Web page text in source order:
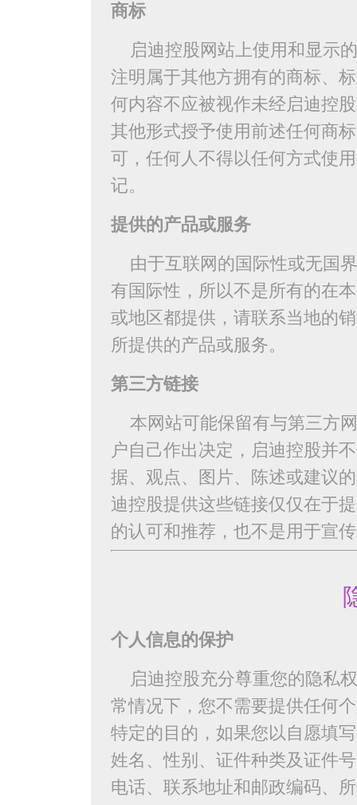
商标
启迪控股网站上使用和显示
注明属于其他方拥有的商标、
何内容不应被视作未经启迪控
其他形式授予使用前述任何商
可，任何人不得以任何方式使
记。
提供的产品或服务
由于互联网的国际性或无国
有国际性，所以不是所有的在
或地区都提供，请联系当地的
所提供的产品或服务。
第三方链接
本网站可能保留有与第三方
户自己作出决定，启迪控股并
据、观点、图片、陈述或建议
迪控股提供这些链接仅仅在于
的认可和推荐，也不是用于宣
个人信息的保护
启迪控股充分尊重您的隐私
常情况下，您不需要提供任何
特定的目的，如果您以自愿填
姓名、性别、证件种类及证件
电话、联系地址和邮政编码、